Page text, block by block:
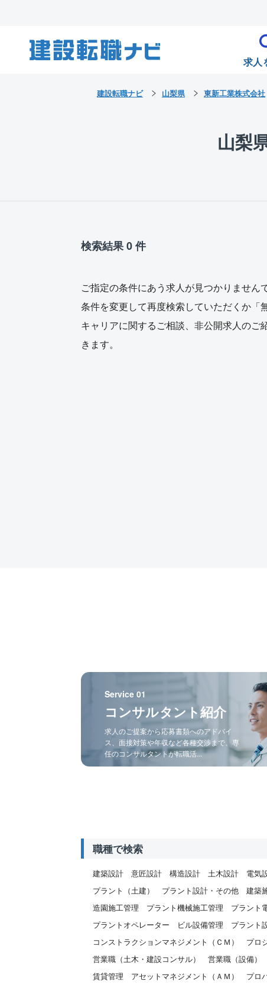
求人
山梨
検索結果 0 件
ご指定の条件にあう求人が見つかりません
条件を変更して再度検索していただくか「
キャリアに関するご相談、非公開求人の
きます。
Service 01
コンサルタント紹介
求人のご提案から応募書類へのアドバイ
ス、面接対策や年収など各種交渉まで、専
任のコンサルタントが転職活...
職種で検索
建築設計 意匠設計 構造設計 土木設計 電気
プラント（土建）
プラント設計・その他 建築
造園施工管理
プラント機械施工管理 プラント
プラントオペレーター
ビル設備管理 プラント
コンストラクションマネジメント（ＣＭ）
プロ
営業職（土木・建設コンサル）
営業職（設備）
賃貸管理
アセットマネジメント（ＡＭ） プロ
建設転職ナビ 山梨県 東新工業株式会社